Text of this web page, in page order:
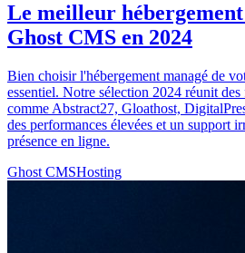
Le meilleur
Ghost CMS en 2024
Bien choisir l'hébergement managé de
essentiel. Notre sélection 2024 réunit
comme Abstract27, Gloathost,
des performances élevées et un support
présence en ligne.
Ghost CMSHosting